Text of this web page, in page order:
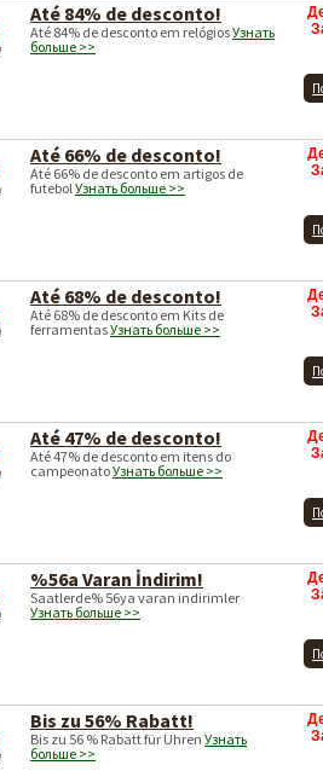
Até 84% de desconto!
Até 84% de desconto em relógiosУзнать
больше >>
Até 66% de desconto!
Até 66% de desconto em artigos de
futebolУзнать больше >>
Até 68% de desconto!
Até 68% de desconto em Kits de
ferramentasУзнать больше >>
Até 47% de desconto!
Até 47% de desconto em itens do
campeonatoУзнать больше >>
%56a Varan İndirim!
Saatlerde% 56ya varan indirimler
Узнать больше >>
Bis zu 56% Rabatt!
Bis zu 56 % Rabatt für Uhren Узнать
больше >>